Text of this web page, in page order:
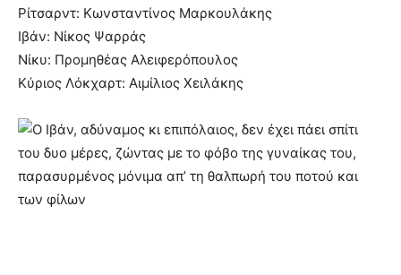
Ρίτσαρντ: Κωνσταντίνος Μαρκουλάκης
Ιβάν: Νίκος Ψαρράς
Νίκυ: Προμηθέας Αλειφερόπουλος
Κύριος Λόκχαρτ: Αιμίλιος Χειλάκης